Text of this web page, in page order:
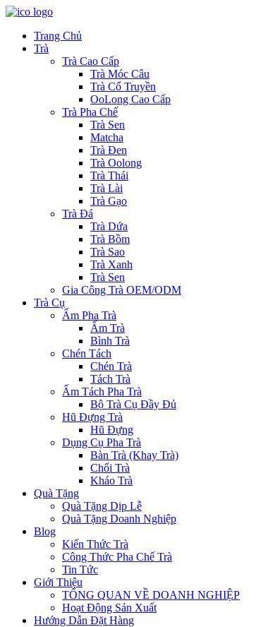
Trang Chủ
Trà
Trà Cao Cấp
Trà Móc Câu
Trà Cổ Truyền
OoLong Cao Cấp
Trà Pha Chế
Trà Sen
Matcha
Trà Đen
Trà Oolong
Trà Thái
Trà Lài
Trà Gạo
Trà Đá
Trà Dứa
Trà Bồm
Trà Sao
Trà Xanh
Trà Sen
Gia Công Trà OEM/ODM
Trà Cụ
Ấm Pha Trà
Ấm Trà
Bình Trà
Chén Tách
Chén Trà
Tách Trà
Ấm Tách Pha Trà
Bộ Trà Cụ Đầy Đủ
Hũ Đựng Trà
Hũ Đựng
Dụng Cụ Pha Trà
Bàn Trà (Khay Trà)
Chổi Trà
Kháo Trà
Quà Tặng
Quà Tặng Dịp Lễ
Quà Tặng Doanh Nghiệp
Blog
Kiến Thức Trà
Công Thức Pha Chế Trà
Tin Tức
Giới Thiệu
TỔNG QUAN VỀ DOANH NGHIỆP
Hoạt Động Sản Xuất
Hướng Dẫn Đặt Hàng